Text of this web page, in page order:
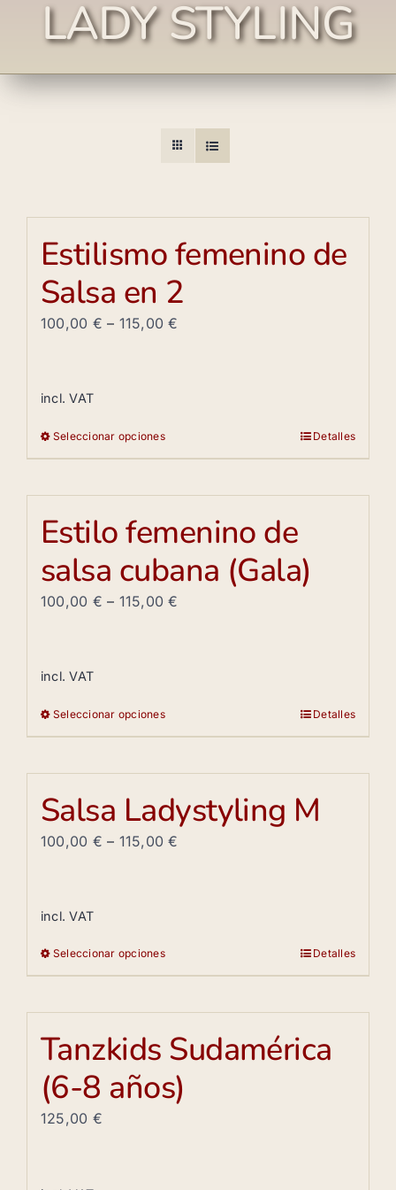
LADY STYLING
Estilismo femenino de
Salsa en 2
100,00 € – 115,00€
incl. VAT
Seleccionar opcionesEste
producto
variantes.
opciones
se
producto
Detalles
Estilo femenino de
salsa cubana (Gala)
100,00 € – 115,00€
incl. VAT
Seleccionar opcionesEste
producto
variantes.
Las
en
la
producto
Detalles
Salsa Ladystyling M
100,00 € – 115,00€
incl. VAT
Seleccionar opcionesEste
producto
variantes.
Las
opciones
Detalles
Tanzkids Sudamérica
(6-8 años)
125,00 €